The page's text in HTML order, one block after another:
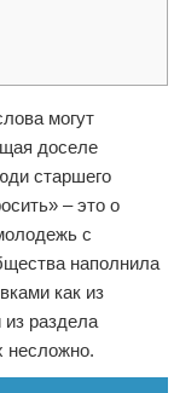
могут
доселе
старшего
– это о
с
наполнила
как из
раздела
несложно.